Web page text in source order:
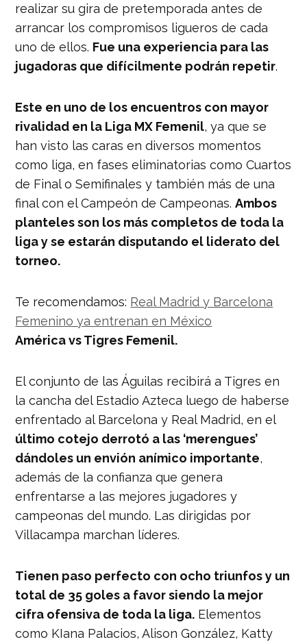
realizar su gira de pretemporada antes de
arrancar los compromisos ligueros de cada
uno de ellos. Fue una experiencia para las
jugadoras que difícilmente podrán repetir.
Este en uno de los encuentros con mayor
rivalidad en la Liga MX Femenil, ya que se
han visto las caras en diversos momentos
como liga, en fases eliminatorias como Cuartos
de Final o Semifinales y también más de una
final con el Campeón de Campeonas.Ambos
planteles son los más completos de toda la
liga y se estarán disputando el liderato del
torneo.
Te recomendamos: Real Madrid y Barcelona
Femenino ya entrenan en México
América vs Tigres Femenil.
El conjunto de las Águilas recibirá a Tigres en
la cancha del Estadio Azteca luego de haberse
enfrentado al Barcelona y Real Madrid, en el
último cotejo derrotó a las ‘merengues’
dándoles un envión anímico importante,
además de la confianza que genera
enfrentarse a las mejores jugadores y
campeonas del mundo. Las dirigidas por
Villacampa marchan líderes.
Tienen paso perfecto con ocho triunfos y un
total de 35 goles a favor siendo la mejor
cifra ofensiva de toda la liga. Elementos
como KIana Palacios, Alison González, Katty